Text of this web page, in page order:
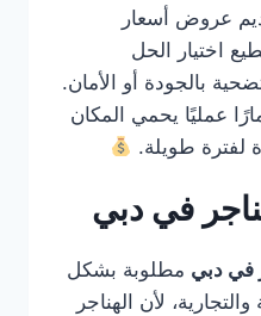
عروض أسعار
اختيار الحل
بالجودة أو الأمان.
عمليًا يحمي المكان
لفترة طويلة.
في دبي
في دبي مطلوبة بشكل
لأن الهناجر